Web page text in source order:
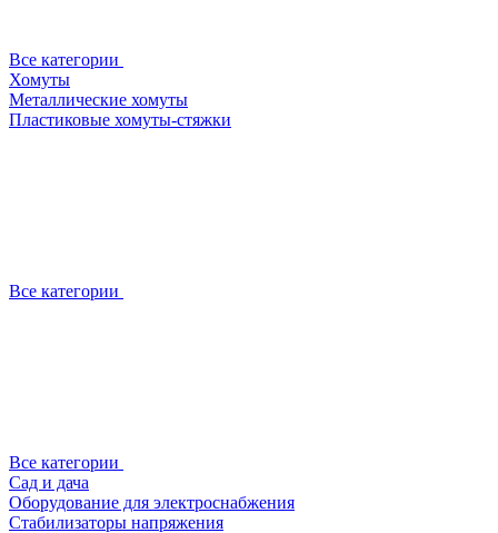
Все категории
Хомуты
Металлические хомуты
Пластиковые хомуты-стяжки
Все категории
Все категории
Сад и дача
Оборудование для электроснабжения
Стабилизаторы напряжения